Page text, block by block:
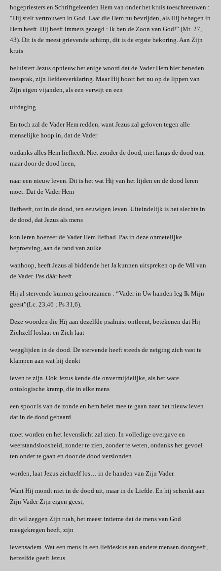
hogepriesters en Schriftgeleerden Hem van onder het kruis toeschreeuwen :
“Hij stelt vertrouwen in God. Laat die Hem nu bevrijden, als Hij behagen in
Hem heeft. Hij heeft immers gezegd : Ik ben de Zoon van God!” (Mt. 27,
43). Dit is de meest grievende schimp, dit is de ergste bekoring. Aan Zijn
kruis
beluistert Jezus opnieuw het enige woord dat de Vader Hem hier beneden
toesprak, zijn liefdesverklaring. Maar Hij hoort het nu op de lippen van
Zijn eigen vijanden, als een verwijt en een
uitdaging.
En toch zal de Vader Hem redden, want Jezus zal geloven tegen alle
menselijke hoop in, dat de Vader
ondanks alles Hem liefheeft. Niet zonder de dood, niet langs de dood om,
maar door de dood heen,
naar een nieuw leven. Dit is het wat Hij van het lijden en de dood leren
moet. Dat de Vader Hem
liefheeft, tot in de dood, ten eeuwigen leven. Uiteindelijk is het slechts in
de dood, dat Jezus als mens
kon leren hoezeer de Vader Hem liefhad. Pas in deze onmetelijke
beproeving, aan de rand van zulke
wanhoop, heeft Jezus al biddende het Ja kunnen uitspreken op de Wil van
de Vader. Pas dáár heeft
Hij al stervende kunnen gehoorzamen : “Vader in Uw handen leg Ik Mijn
geest”(Lc. 23,46 ; Ps 31,6).
Deze woorden die Hij aan dezelfde psalmist ontleent, betekenen dat Hij
Zichzelf loslaat en Zich laat
wegglijden in de dood. De stervende heeft steeds de neiging zich vast te
klampen aan wat hij denkt
leven te zijn. Ook Jezus kende die onvermijdelijke, als het ware
ontologische kramp, die in elke mens
een spoor is van de zonde en hem belet mee te gaan naar het nieuw leven
dat in de dood gebaard
moet worden en het levenslicht zal zien. In volledige overgave en
weerstandsloosheid, zonder te zien, zonder te weten, ondanks het gevoel
ten onder te gaan en door de dood verslonden
worden, laat Jezus zichzelf los… in de handen van Zijn Vader.
Want Hij mondt niet in de dood uit, maar in de Liefde. En hij schenkt aan
Zijn Vader Zijn eigen geest,
dit wil zeggen Zijn ruah, het meest intieme dat de mens van God
meegekregen heeft, zijn
levensadem. Wat een mens in een liefdeskus aan andere mensen doorgeeft,
hetzelfde geeft Jezus